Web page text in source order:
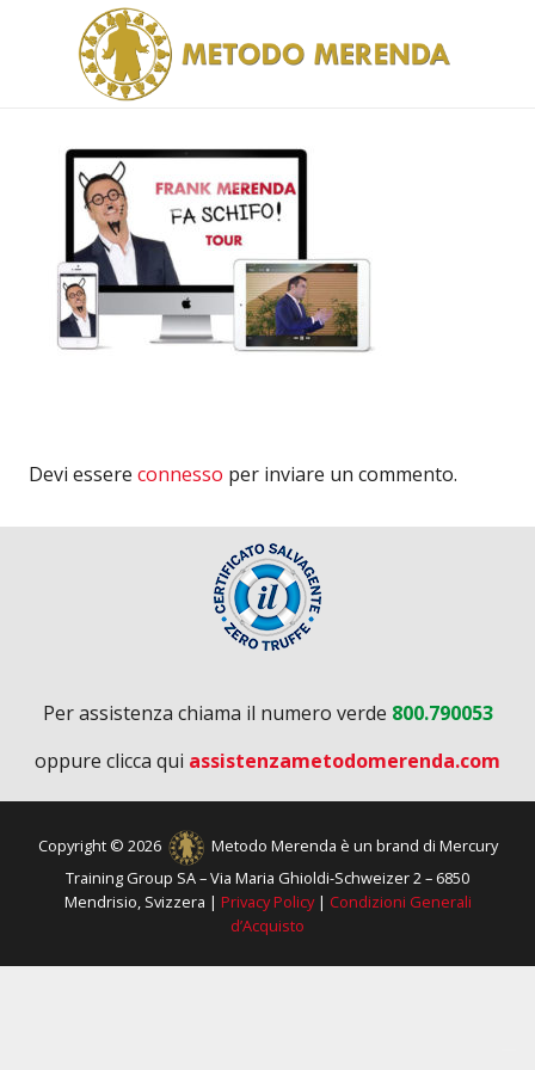
Devi essere connesso per inviare un commento.
Per assistenza chiama il numero verde 800.790053
oppure clicca qui assistenzametodomerenda.com
Copyright © 2026
Metodo Merenda è un brand di Mercury
Training Group SA – Via Maria Ghioldi-Schweizer 2 – 6850
Mendrisio, Svizzera | Privacy Policy| Condizioni Generali
d’Acquisto